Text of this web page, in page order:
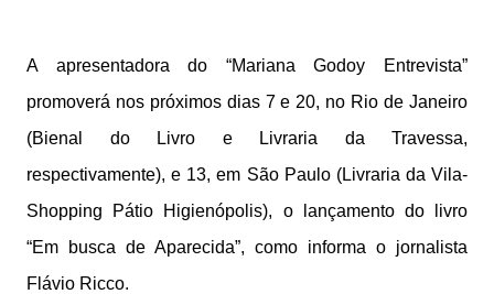
A apresentadora do “Mariana Godoy Entrevista”
promoverá nos próximos dias 7 e 20, no Rio de Janeiro
(Bienal do Livro e Livraria da Travessa,
respectivamente), e 13, em São Paulo (Livraria da Vila-
Shopping Pátio Higienópolis), o lançamento do livro
“Em busca de Aparecida”, como informa o jornalista
Flávio Ricco.